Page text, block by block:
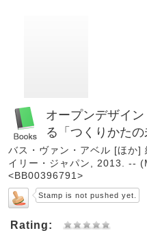
オープンデザイ
る「つくりかたの
バス・ヴァン・アベル [ほか
イリー・ジャパン, 2013. --
<BB00396791>
Stamp is not pushed yet.
Rating: